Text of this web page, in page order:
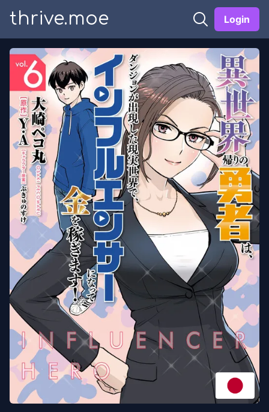
thrive.moe Login